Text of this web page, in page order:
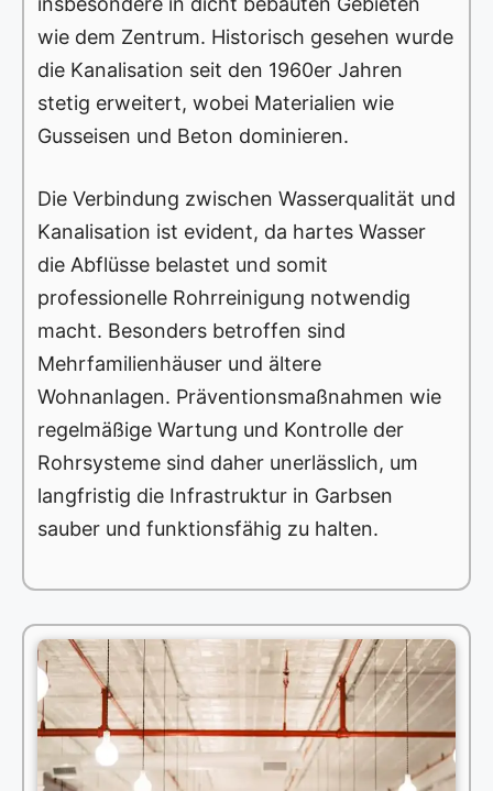
wie dem Zentrum. Historisch gesehen wurde
die Kanalisation seit den 1960er Jahren
stetig erweitert, wobei Materialien wie
Gusseisen und Beton dominieren.
Die Verbindung zwischen Wasserqualität und
Kanalisation ist evident, da hartes Wasser
die Abflüsse belastet und somit
professionelle Rohrreinigung notwendig
macht. Besonders betroffen sind
Mehrfamilienhäuser und ältere
Wohnanlagen. Präventionsmaßnahmen wie
regelmäßige Wartung und Kontrolle der
Rohrsysteme sind daher unerlässlich, um
langfristig die Infrastruktur in Garbsen
sauber und funktionsfähig zu halten.